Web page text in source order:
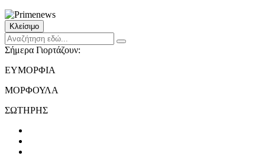
Κλείσιμο
Σήμερα Γιορτάζουν:
ΕΥΜΟΡΦΙΑ
ΜΟΡΦΟΥΛΑ
ΣΩΤΗΡΗΣ